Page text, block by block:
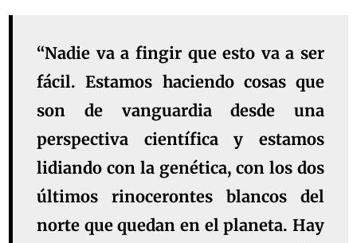
“Nadie va a fingir que esto va a ser
fácil. Estamos haciendo cosas que
son de vanguardia desde una
perspectiva científica y estamos
lidiando con la genética, con los dos
últimos rinocerontes blancos del
norte que quedan en el planeta. Hay